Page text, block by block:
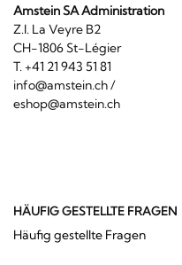
Amstein SA Administration
Z.I. La Veyre B2
CH-1806 St-Légier
T. +41 21 943 51 81
info@amstein.ch/
eshop@amstein.ch
HÄUFIG GESTELLTE FRAGEN
Häufig gestellte Fragen